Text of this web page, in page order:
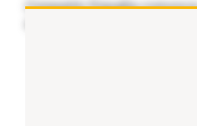
Conexión España